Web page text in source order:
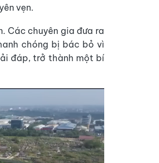
vẹn.
Các chuyên gia đưa ra
chóng bị bác bỏ vì
đáp, trở thành một bí